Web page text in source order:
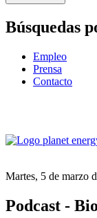
Búsquedas
Empleo
Prensa
Contacto
Martes, 5 de marzo
Podcast -